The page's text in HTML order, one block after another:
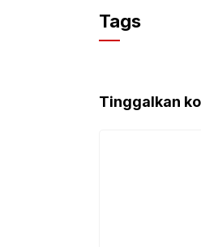
Tags
Tinggalkan